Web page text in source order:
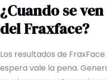
¿Cuando se
del Fraxface?
Los resultados de
espera vale la pena.